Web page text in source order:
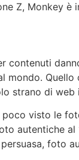
Z, Monkey
contenuti
mondo.
strano di
visto le
autentiche
foto